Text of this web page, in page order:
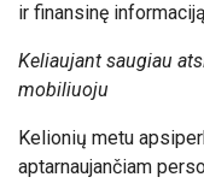
ir finansinę
Keliaujant saugiau
mobiliuoju
Kelionių metu
aptarnaujančiam